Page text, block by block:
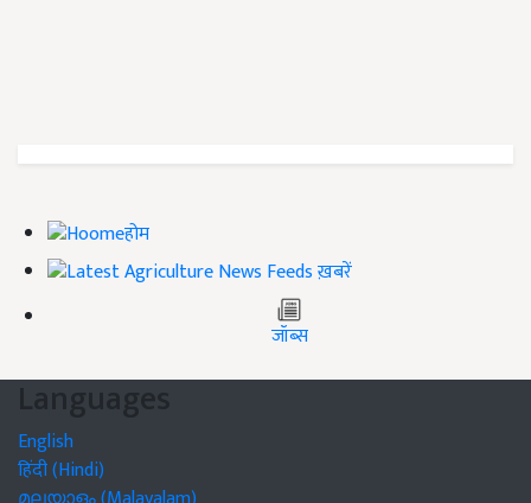
होम
ख़बरें
जॉब्स
Languages
English
हिंदी (Hindi)